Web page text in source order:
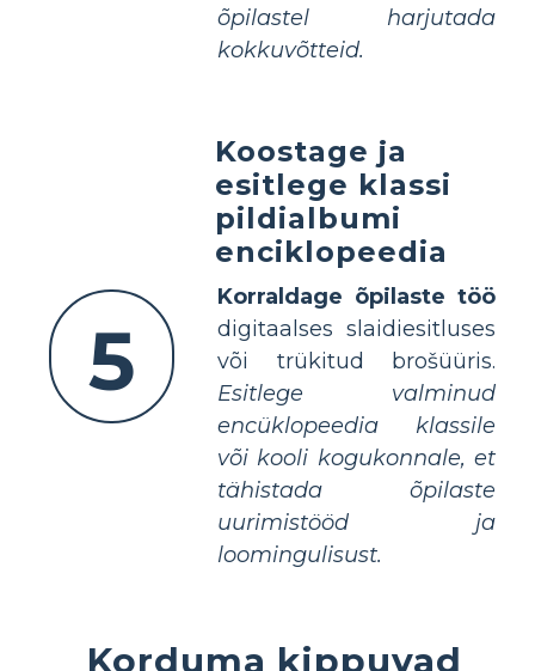
õpilastel harjutada
kokkuvõtteid.
5
Koostage ja
esitlege klassi
pildialbumi
enciklopeedia
Korraldage õpilaste töö
digitaalses slaidiesitluses
või trükitud brošüüris.
Esitlege valminud
encüklopeedia klassile
või kooli kogukonnale, et
tähistada õpilaste
uurimistööd ja
loomingulisust.
Korduma kippuvad